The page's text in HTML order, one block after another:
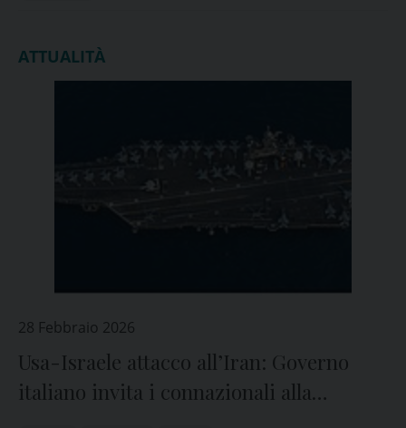
ATTUALITÀ
28 Febbraio 2026
Usa-Israele attacco all’Iran: Governo
italiano invita i connazionali alla